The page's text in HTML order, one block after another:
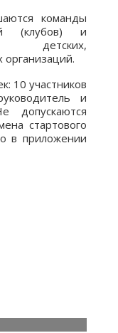
команды
(клубов) и
детских,
10 участников
и
допускаются
стартового
в приложении